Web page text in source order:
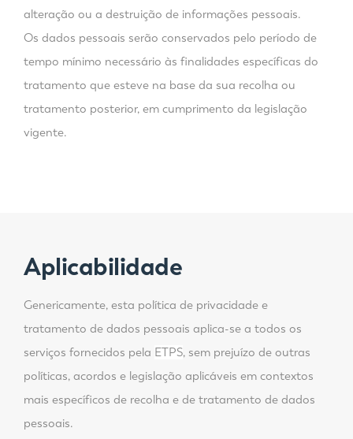
alteração ou a destruição de informações pessoais.
Os dados pessoais serão conservados pelo período de
tempo mínimo necessário às finalidades específicas do
tratamento que esteve na base da sua recolha ou
tratamento posterior, em cumprimento da legislação
vigente.
Aplicabilidade
Genericamente, esta política de privacidade e
tratamento de dados pessoais aplica-se a todos os
serviços fornecidos pela ETPS, sem prejuízo de outras
políticas, acordos e legislação aplicáveis em contextos
mais específicos de recolha e de tratamento de dados
pessoais.